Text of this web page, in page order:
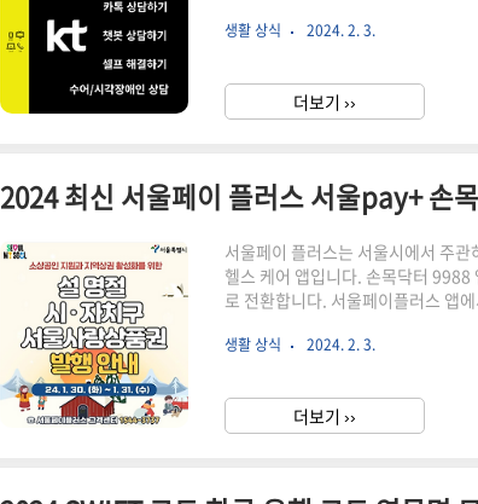
로 나뉩니다. 간단히 표로 알아볼까
관련 업무 설치, 유선 요금, A/S 신청
080-000-1618 (무료) 일반전화, 비
생활 상식 2024. 2. 3.
더보기 ››
서울페이 플러스는 서울시에서 주
헬스 케어 앱입니다. 손목닥터 9988
로 전환합니다. 서울페이플러스 앱
당 페이지에서 살펴보세요. 지난 주
다음달부터 꼭 구매에 성공하시기
운로드 상품권 발행 알람설정 서울
생활 상식 2024. 2. 3.
더보기 ››